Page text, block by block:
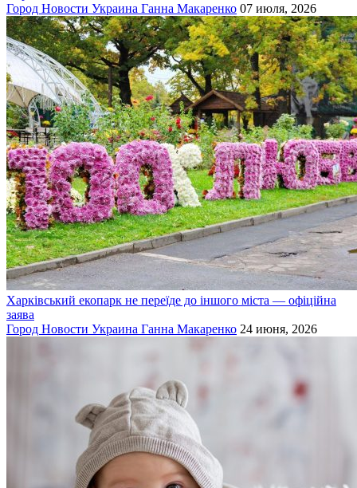
Город Новости Украина Ганна Макаренко 07 июля, 2026
Харківський екопарк не переїде до іншого міста — офіційна
заява
Город Новости Украина Ганна Макаренко 24 июня, 2026